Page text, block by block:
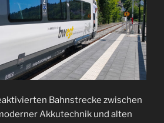
Bahnstrecke zwischen
Akkutechnik und alten